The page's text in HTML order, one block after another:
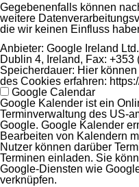
Gegebenenfalls können
weitere
die wir keinen Einfluss
Anbieter: Google Ireland
Dublin 4, Ireland, Fax: +353
Speicherdauer: Hier
des Cookies erfahren:
Google Calendar
Google Kalender ist ein
Terminverwaltung des US-
Google. Google Kalender
Bearbeiten von Kalendern
Nutzer können darüber
Terminen einladen. Sie
Google-Diensten wie
verknüpfen.